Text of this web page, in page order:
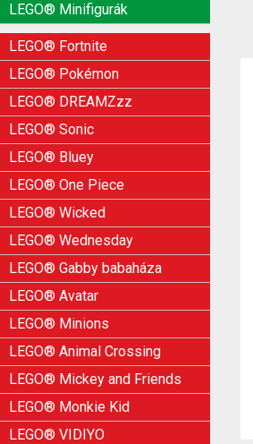
LEGO® Minifigurák
LEGO® Fortnite
LEGO® Pokémon
LEGO® DREAMZzz
LEGO® Sonic
LEGO® Bluey
LEGO® One Piece
LEGO® Wicked
LEGO® Wednesday
LEGO® Gabby babaháza
LEGO® Avatar
LEGO® Minions
LEGO® Animal Crossing
LEGO® Mickey and Friends
LEGO® Monkie Kid
LEGO® VIDIYO